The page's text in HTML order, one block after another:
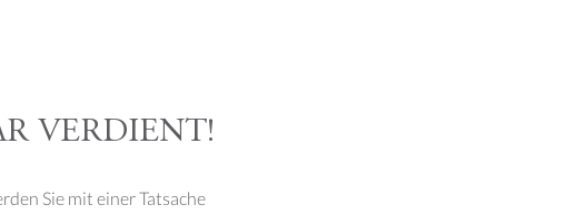
VERDIENT!
Sie mit einer Tatsache